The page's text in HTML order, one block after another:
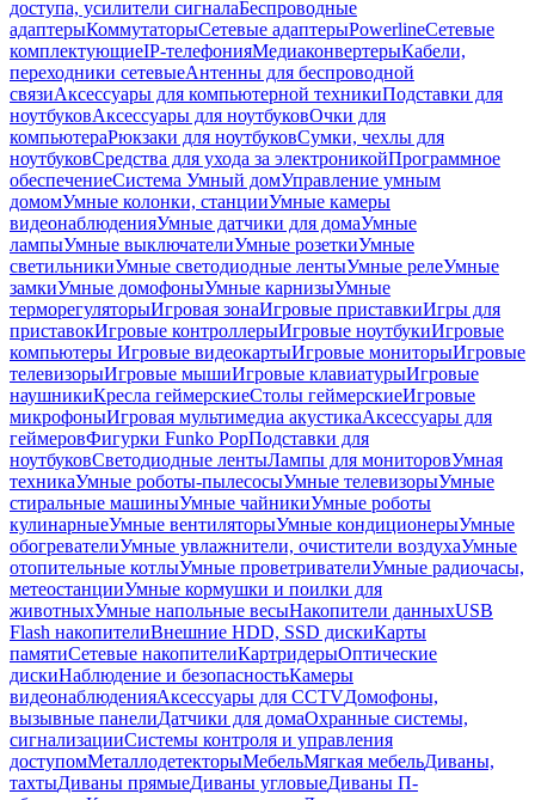
доступа, усилители сигналаБеспроводные
адаптерыКоммутаторыСетевые адаптерыPowerlineСетевые
комплектующиеIP-телефонияМедиаконвертерыКабели,
переходники сетевыеАнтенны для беспроводной
связиАксессуары для компьютерной техникиПодставки для
ноутбуковАксессуары для ноутбуковОчки для
компьютераРюкзаки для ноутбуковСумки, чехлы для
ноутбуковСредства для ухода за электроникойПрограммное
обеспечениеСистема Умный домУправление умным
домомУмные колонки, станцииУмные камеры
видеонаблюденияУмные датчики для домаУмные
лампыУмные выключателиУмные розеткиУмные
светильникиУмные светодиодные лентыУмные релеУмные
замкиУмные домофоныУмные карнизыУмные
терморегуляторыИгровая зонаИгровые приставкиИгры для
приставокИгровые контроллерыИгровые ноутбукиИгровые
компьютеры Игровые видеокартыИгровые мониторыИгровые
телевизорыИгровые мышиИгровые клавиатурыИгровые
наушникиКресла геймерскиеСтолы геймерскиеИгровые
микрофоныИгровая мультимедиа акустикаАксессуары для
геймеровФигурки Funko PopПодставки для
ноутбуковСветодиодные лентыЛампы для мониторовУмная
техникаУмные роботы-пылесосыУмные телевизорыУмные
стиральные машиныУмные чайникиУмные роботы
кулинарныеУмные вентиляторыУмные кондиционерыУмные
обогревателиУмные увлажнители, очистители воздухаУмные
отопительные котлыУмные проветривателиУмные радиочасы,
метеостанцииУмные кормушки и поилки для
животныхУмные напольные весыНакопители данныхUSB
Flash накопителиВнешние HDD, SSD дискиКарты
памятиСетевые накопителиКартридерыОптические
дискиНаблюдение и безопасностьКамеры
видеонаблюденияАксессуары для CCTVДомофоны,
вызывные панелиДатчики для домаОхранные системы,
сигнализацииСистемы контроля и управления
доступомМеталлодетекторыМебельМягкая мебельДиваны,
тахтыДиваны прямыеДиваны угловыеДиваны П-